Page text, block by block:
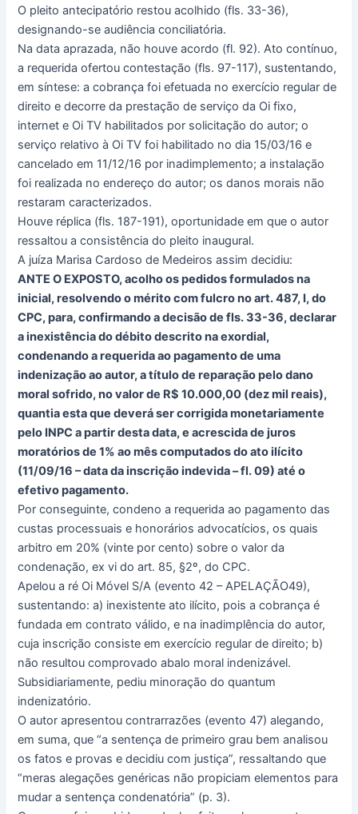
O pleito antecipatório restou acolhido (fls. 33-36),
designando-se audiência conciliatória.
Na data aprazada, não houve acordo (fl. 92). Ato contínuo,
a requerida ofertou contestação (fls. 97-117), sustentando,
em síntese: a cobrança foi efetuada no exercício regular de
direito e decorre da prestação de serviço da Oi fixo,
internet e Oi TV habilitados por solicitação do autor; o
serviço relativo à Oi TV foi habilitado no dia 15/03/16 e
cancelado em 11/12/16 por inadimplemento; a instalação
foi realizada no endereço do autor; os danos morais não
restaram caracterizados.
Houve réplica (fls. 187-191), oportunidade em que o autor
ressaltou a consistência do pleito inaugural.
A juíza Marisa Cardoso de Medeiros assim decidiu:
ANTE O EXPOSTO, acolho os pedidos formulados na
inicial, resolvendo o mérito com fulcro no art. 487, I, do
CPC, para, confirmando a decisão de fls. 33-36, declarar
a inexistência do débito descrito na exordial,
condenando a requerida ao pagamento de uma
indenização ao autor, a título de reparação pelo dano
moral sofrido, no valor de R$ 10.000,00 (dez mil reais),
quantia esta que deverá ser corrigida monetariamente
pelo INPC a partir desta data, e acrescida de juros
moratórios de 1% ao mês computados do ato ilícito
(11/09/16 – data da inscrição indevida – fl. 09) até o
efetivo pagamento.
Por conseguinte, condeno a requerida ao pagamento das
custas processuais e honorários advocatícios, os quais
arbitro em 20% (vinte por cento) sobre o valor da
condenação, ex vi do art. 85, §2º, do CPC.
Apelou a ré Oi Móvel S/A (evento 42 – APELAÇÃO49),
sustentando: a) inexistente ato ilícito, pois a cobrança é
fundada em contrato válido, e na inadimplência do autor,
cuja inscrição consiste em exercício regular de direito; b)
não resultou comprovado abalo moral indenizável.
Subsidiariamente, pediu minoração do quantum
indenizatório.
O autor apresentou contrarrazões (evento 47) alegando,
em suma, que “a sentença de primeiro grau bem analisou
os fatos e provas e decidiu com justiça”, ressaltando que
“meras alegações genéricas não propiciam elementos para
mudar a sentença condenatória” (p. 3).